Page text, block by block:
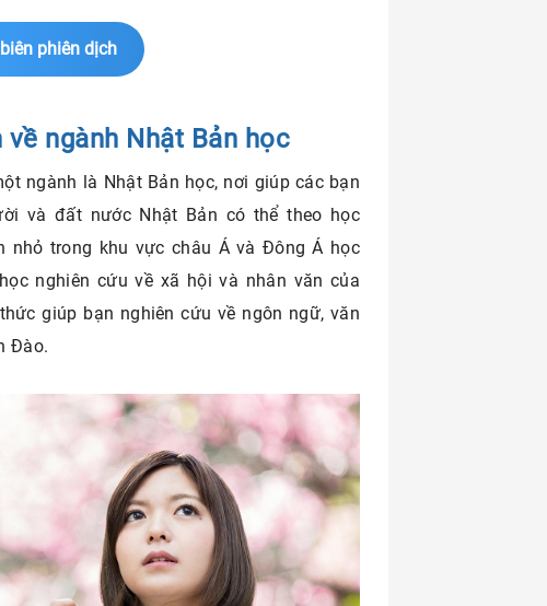
phiên dịch
ngành Nhật Bản học
ngành là Nhật Bản học, nơi giúp các bạn
và đất nước Nhật Bản có thể theo học
nhỏ trong khu vực châu Á và Đông Á học
nghiên cứu về xã hội và nhân văn của
giúp bạn nghiên cứu về ngôn ngữ, văn
Đào.